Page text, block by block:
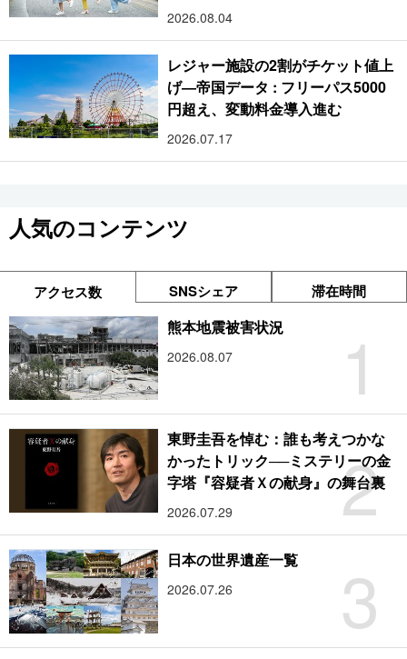
2026.08.04
レジャー施設の2割がチケット値上
げ―帝国データ : フリーパス5000
円超え、変動料金導入進む
2026.07.17
人気のコンテンツ
アクセス数 SNSシェア 滞在時間
1
熊本地震被害状況
2026.08.07
2
東野圭吾を悼む：誰も考えつかな
かったトリック──ミステリーの金
字塔『容疑者Ｘの献身』の舞台裏
2026.07.29
3
日本の世界遺産一覧
2026.07.26